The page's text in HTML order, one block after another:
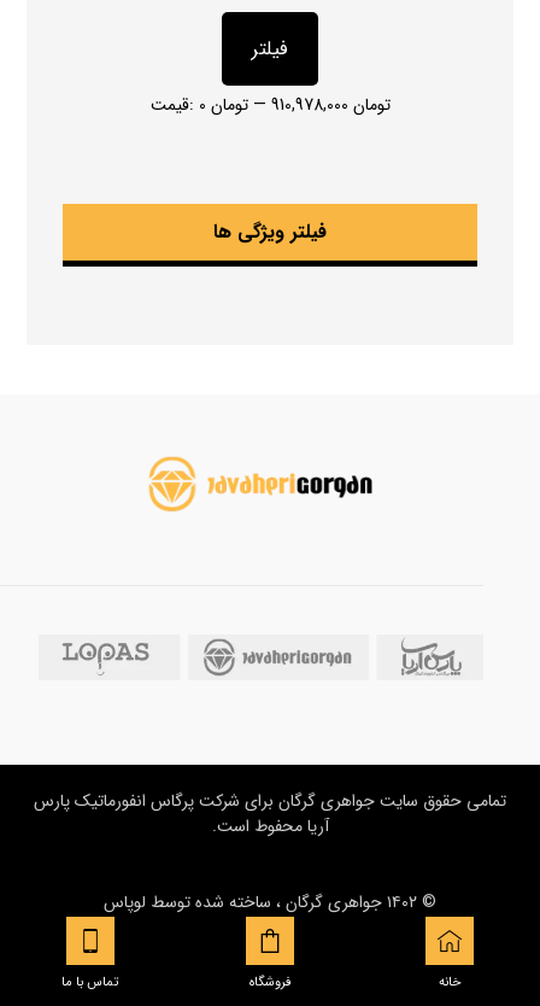
فیلتر
قیمت: 0 تومان— 910,978,000 تومان
فیلتر ویژگی ها
تمامی حقوق سایت جواهری گرگان برای شرکت پرگاس انفورماتیک پارس
آریا محفوط است.
© ۱۴۰۲ جواهری گرگان ، ساخته شده توسط لوپاس
خانه فروشگاه تماس با ما